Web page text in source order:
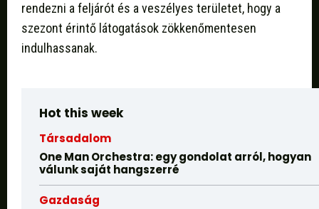
rendezni a feljárót és a veszélyes területet, hogy a
szezont érintő látogatások zökkenőmentesen
indulhassanak.
Hot this week
Társadalom
One Man Orchestra: egy gondolat arról, hogyan
válunk saját hangszerré
Gazdaság